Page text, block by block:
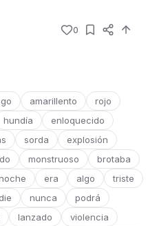
0
amarillento
rojo
hundía
enloquecido
sorda
explosión
monstruoso
brotaba
era algo
triste
nunca
podrá
lanzado
violencia